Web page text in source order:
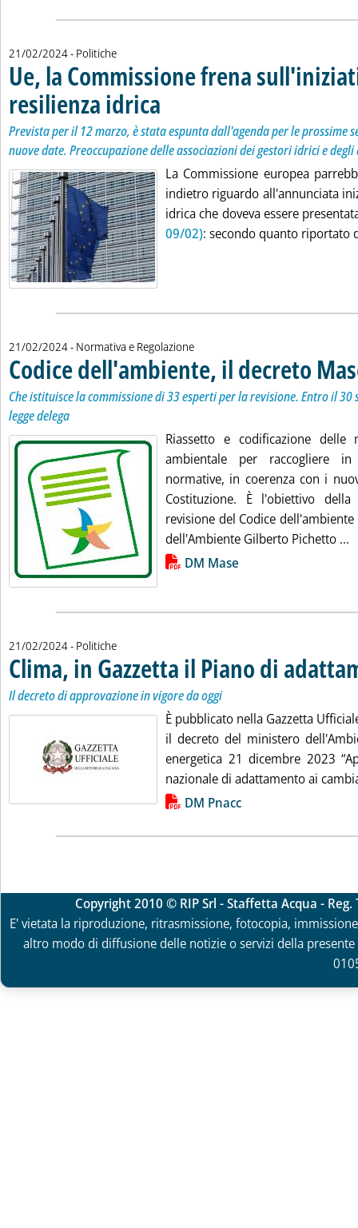
21/02/2024- Politiche
Ue, la Commissione frena
resilienza idrica
Prevista per il 12 marzo, è stata espunta dall'agenda per le prossime
nuove date. Preoccupazione delle associazioni dei gestori idrici e
La Commissione europea
indietro riguardo all'annunciata
idrica che doveva essere
09/02): secondo quanto riportato
21/02/2024- Normativa e Regolazione
Codice dell'ambiente, il decreto
Che istituisce la commissione di 33 esperti per la revisione. Entro il 30
legge delega
Riassetto e codificazione delle
ambientale per raccogliere
normative, in coerenza con i
Costituzione. È l'obiettivo
revisione del Codice
dell'Ambiente Gilberto Pichetto ...
Lista allegati PDF alla notizia
DM Mase
21/02/2024- Politiche
Clima, in Gazzetta il Piano di
Il decreto di approvazione in vigore da oggi
È pubblicato nella Gazzetta
il decreto del ministero
energetica 21 dicembre 2023
nazionale di adattamento ai
Lista allegati PDF alla notizia
DM Pnacc
Copyright 2010 © RIP Srl - Staffetta Acqua -
E' vietata la riproduzione, ritrasmissione, fotocopia,
altro modo di diffusione delle notizie o servizi della